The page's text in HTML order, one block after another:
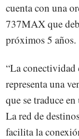
cuenta con una
737MAX que
próximos 5 años.
“La conectividad
representa una
que se traduce
La red de
facilita la